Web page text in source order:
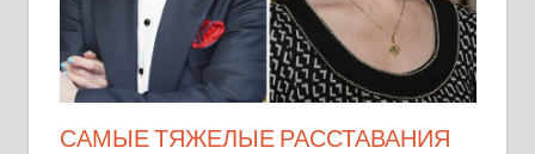
САМЫЕ ТЯЖЕЛЫЕ РАССТАВАНИЯ